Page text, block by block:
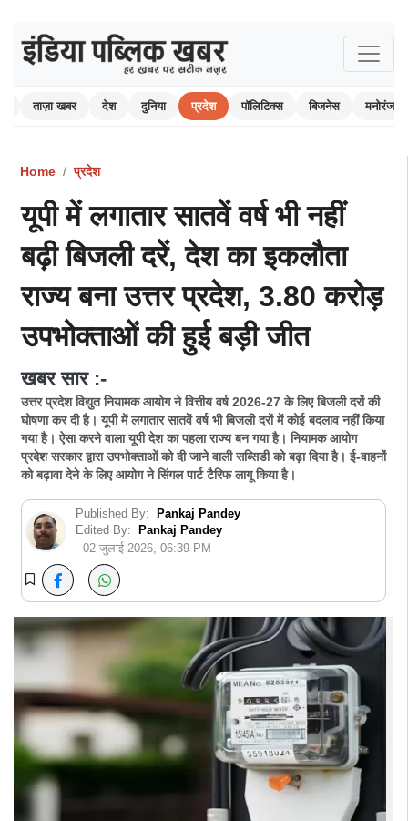
ताज़ा खबर देश दुनिया प्रदेश पॉलिटिक्स बिजनेस मनोरंजन
Home प्रदेश
यूपी में लगातार सातवें वर्ष भी नहीं
बढ़ी बिजली दरें, देश का इकलौता
राज्य बना उत्तर प्रदेश, 3.80 करोड़
उपभोक्ताओं की हुई बड़ी जीत
खबर सार :-
उत्तर प्रदेश विद्युत नियामक आयोग ने वित्तीय वर्ष 2026-27 के लिए बिजली दरों की
घोषणा कर दी है। यूपी में लगातार सातवें वर्ष भी बिजली दरों में कोई बदलाव नहीं किया
गया है। ऐसा करने वाला यूपी देश का पहला राज्य बन गया है। नियामक आयोग
प्रदेश सरकार द्वारा उपभोक्ताओं को दी जाने वाली सब्सिडी को बढ़ा दिया है। ई-वाहनों
को बढ़ावा देने के लिए आयोग ने सिंगल पार्ट टैरिफ लागू किया है।
Published By:
Pankaj Pandey
Edited By:
Pankaj Pandey
02 जुलाई 2026, 06:39 PM